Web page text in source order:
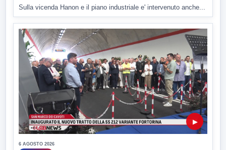
Sulla vicenda Hanon e il piano industriale e' intervenuto anche...
▶
6 AGOSTO 2026